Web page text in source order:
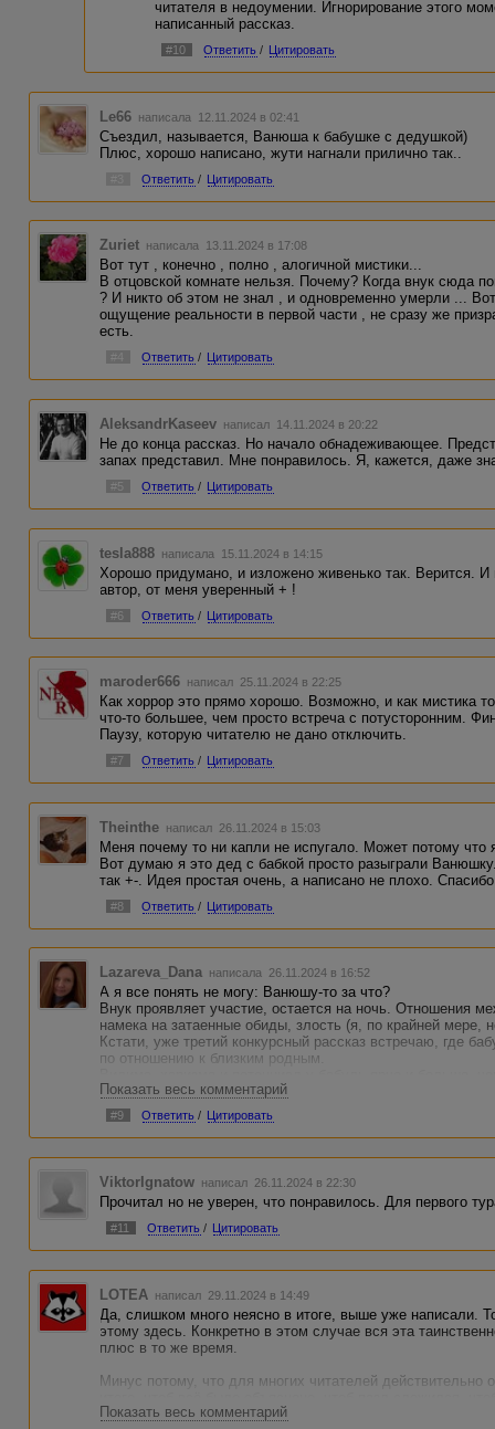
читателя в недоумении. Игнорирование этого
написанный рассказ.
#10 Ответить / Цитировать
Le66 написала 12.11.2024 в 02:41
Съездил, называется, Ванюша к бабушке с дедушкой)
Плюс, хорошо написано, жути нагнали прилично так..
Ответить / Цитировать
Zuriet написала 13.11.2024 в 17:08
Вот тут , конечно , полно , алогичной мистики...
В отцовской комнате нельзя. Почему? Когда внук сюда
? И никто об этом не знал , и одновременно умерли ...
ощущение реальности в первой части , не сразу же
есть.
#4 Ответить / Цитировать
AleksandrKaseev написал 14.11.2024 в 20:22
Не до конца рассказ. Но начало обнадеживающее.
запах представил. Мне понравилось. Я, кажется, даже
#5 Ответить / Цитировать
tesla888 написала 15.11.2024 в 14:15
Хорошо придумано, и изложено живенько так. Верится.
автор, от меня уверенный + !
#6 Ответить / Цитировать
maroder666 написал 25.11.2024 в 22:25
Как хоррор это прямо хорошо. Возможно, и как мистика
что-то большее, чем просто встреча с потусторонним.
Паузу, которую читателю не дано отключить.
#7 Ответить / Цитировать
Theinthe написал 26.11.2024 в 15:03
Меня почему то ни капли не испугало. Может потому что
Вот думаю я это дед с бабкой просто разыграли
так +-. Идея простая очень, а написано не плохо. Спасибо
#8 Ответить / Цитировать
Lazareva_Dana написала 26.11.2024 в 16:52
А я все понять не могу: Ванюшу-то за что?
Внук проявляет участие, остается на ночь. Отношения
намека на затаенные обиды, злость (я, по крайней мере,
Кстати, уже третий конкурсный рассказ встречаю, где
по отношению к близким родным.
В первом туре плюс.
Показать весь комментарий
#9 Ответить / Цитировать
ViktorIgnatow написал 26.11.2024 в 22:30
Прочитал но не уверен, что понравилось. Для первого
#11 Ответить / Цитировать
LOTEA написал 29.11.2024 в 14:49
Да, слишком много неясно в итоге, выше уже написали.
этому здесь. Конкретно в этом случае вся эта
плюс в то же время.
Минус потому, что для многих читателей действительно
ружьё выстрелило и тд. Это понятно.
Показать весь комментарий